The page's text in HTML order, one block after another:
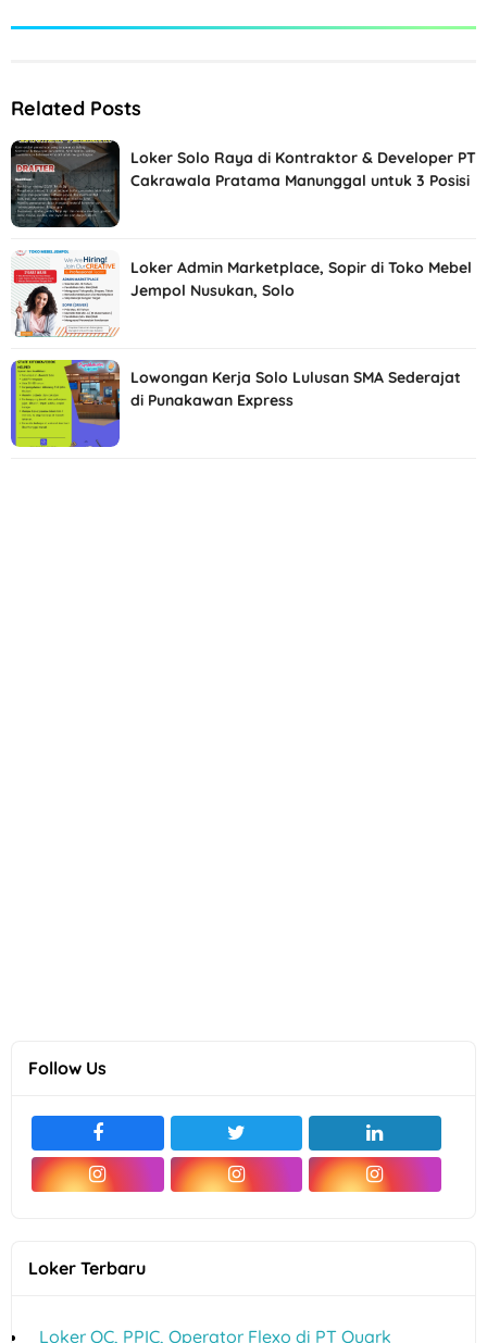
Related Posts
Loker Solo Raya di Kontraktor & Developer PT
Cakrawala Pratama Manunggal untuk 3 Posisi
Loker Admin Marketplace, Sopir di Toko Mebel
Jempol Nusukan, Solo
Lowongan Kerja Solo Lulusan SMA Sederajat
di Punakawan Express
Follow Us
Loker Terbaru
Loker QC, PPIC, Operator Flexo di PT Quark